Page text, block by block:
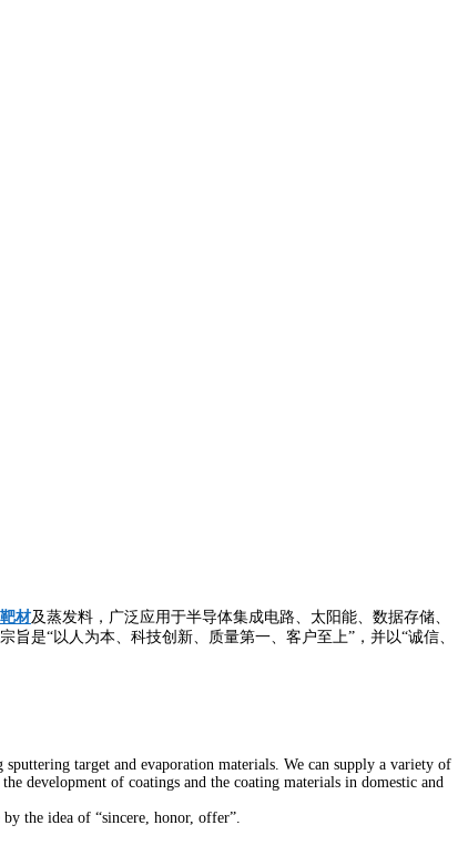
材及蒸发料，广泛应用于半导体集成电路、太阳能、数据存储、
是“以人为本、科技创新、质量第一、客户至上”，并以“诚信、
target and evaporation materials. We can supply a variety of
development of coatings and the coating materials in domestic and
the idea of “sincere, honor, offer”.